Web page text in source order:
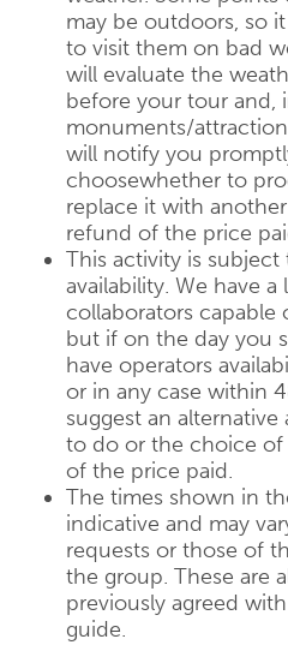
may be outdoors, so
to visit them on bad
will evaluate the
before your tour and,
monuments/
will notify you
choosewhether to
replace it with
refund of the price
This activity is subject
availability. We have
collaborators capable
but if on the day you
have operators
or in any case within
suggest an
to do or the choice of
of the price paid.
The times shown in
indicative and may
requests or those of
the group. These are
previously agreed
guide.